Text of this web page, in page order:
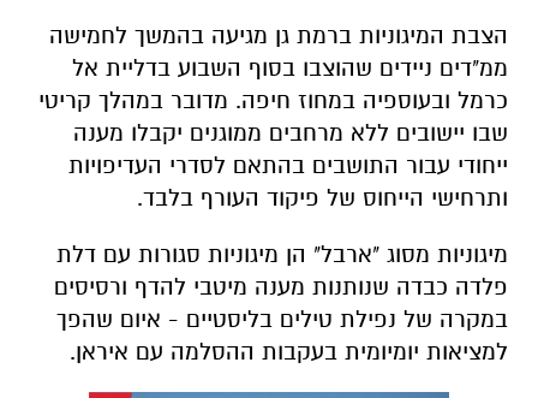
הצבת המיגוניות ברמת גן מגיעה בהמשך לחמישה
ממ"דים ניידים שהוצבו בסוף השבוע בדליית אל
כרמל ובעוספיה במחוז חיפה. מדובר במהלך קריטי
שבו יישובים ללא מרחבים ממוגנים יקבלו מענה
ייחודי עבור התושבים בהתאם לסדרי העדיפויות
ותרחישי הייחוס של פיקוד העורף בלבד.
מיגוניות מסוג "ארבל" הן מיגוניות סגורות עם דלת
פלדה כבדה שנותנות מענה מיטבי להדף ורסיסים
במקרה של נפילת טילים בליסטיים - איום שהפך
למציאות יומיומית בעקבות ההסלמה עם איראן.